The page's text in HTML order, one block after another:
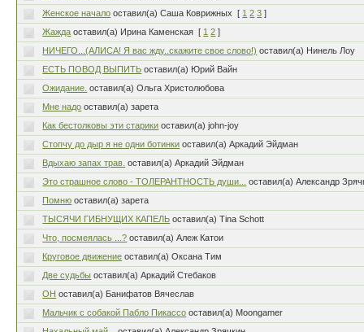
Женское начало оставил(а) Саша Коврижных [ 1 2 3 ]
Жажда оставил(а) Ирина Каменская [ 1 2 ]
НИЧЕГО...(АЛИСА! Я вас жду..скажите свое слово!) оставил(а) Нинель Лоу
ЕСТЬ ПОВОД ВЫПИТЬ оставил(а) Юрий Вайн
Ожидание. оставил(а) Ольга Христолюбова
Мне надо оставил(а) зарета
Как бестолковы эти старики оставил(а) john-joy
Стопчу до дыр я не одни ботинки оставил(а) Аркадий Эйдман
Вдыхаю запах трав. оставил(а) Аркадий Эйдман
Это страшное слово - ТОЛЕРАНТНОСТЬ души...
оставил(а) Александр
Помню оставил(а) зарета
ТЫСЯЧИ ГИБНУЩИХ КАПЕЛЬ оставил(а) Tina Schott
Что, посмеялась ...? оставил(а) Алеж Катои
Круговое движение оставил(а) Оксана Тим
Две судьбы оставил(а) Аркадий Стебаков
ОН оставил(а) Банифатов Вячеслав
Мальчик с собакой Пабло Пикассо оставил(а) Moongamer